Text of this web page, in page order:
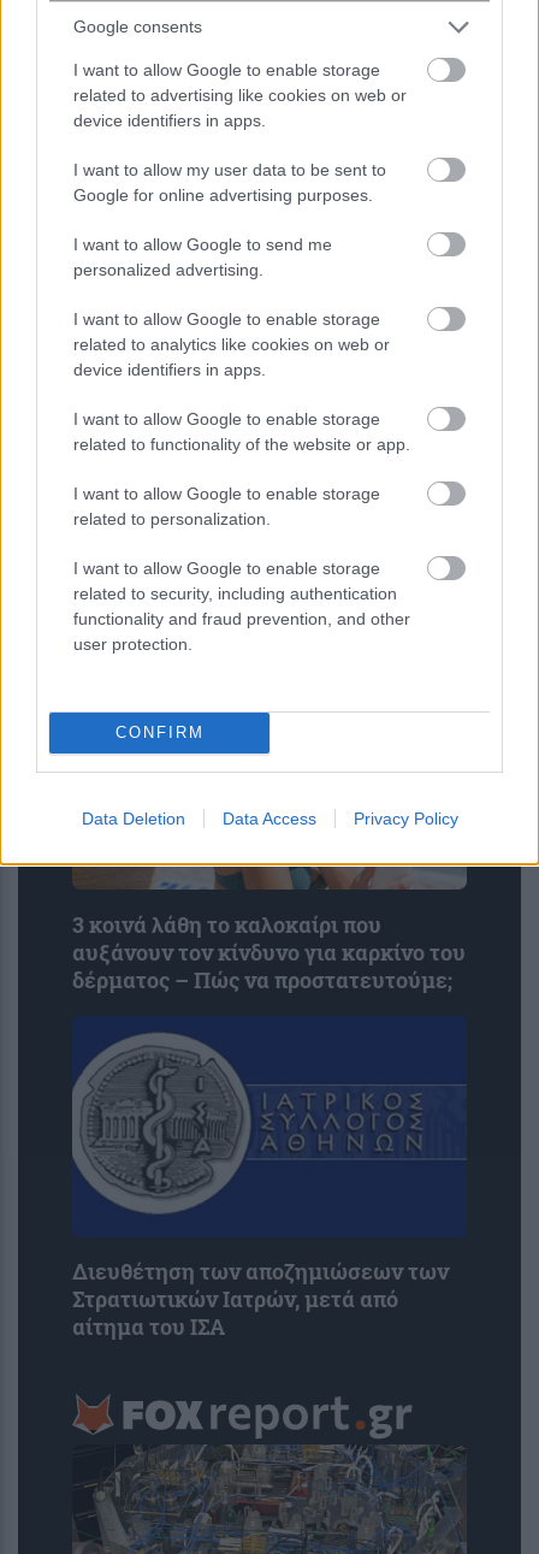
Google consents
I want to allow Google to enable storage
related to advertising like cookies on web or
device identifiers in apps.
I want to allow my user data to be sent to
Google for online advertising purposes.
I want to allow Google to send me
personalized advertising.
I want to allow Google to enable storage
related to analytics like cookies on web or
device identifiers in apps.
I want to allow Google to enable storage
related to functionality of the website or app.
I want to allow Google to enable storage
related to personalization.
I want to allow Google to enable storage
related to security, including authentication
functionality and fraud prevention, and other
user protection.
CONFIRM
Data Deletion Data Access Privacy Policy
ΕΛΣΤΑΤ: Στο 3,4% ο πληθωρισμός τον
καταγράφηκαν αυξήσεις
φερόμενος ως μέλος της «ρωσικής
μαφίας» που κατηγορείται για 3
3 κοινά λάθη το καλοκαίρι που
αυξάνουν τον κίνδυνο για καρκίνο του
δέρματος – Πώς να προστατευτούμε;
Διευθέτηση των αποζημιώσεων των
Στρατιωτικών Ιατρών, μετά από
αίτημα του ΙΣΑ